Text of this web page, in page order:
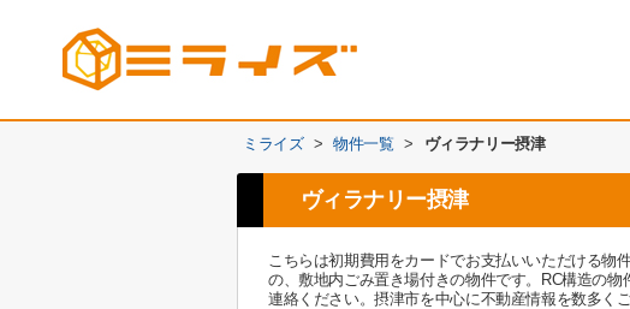
ミライズ > 物件一覧 > ヴィラナリー摂津
ヴィラナリー摂津
こちらは初期費用をカードでお支払いいただける物
の、敷地内ごみ置き場付きの物件です。RC構造の
連絡ください。摂津市を中心に不動産情報を数多く